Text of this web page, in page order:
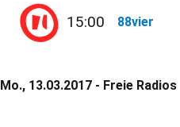
15:00 88vier
Mo., 13.03.2017 - Freie Radios